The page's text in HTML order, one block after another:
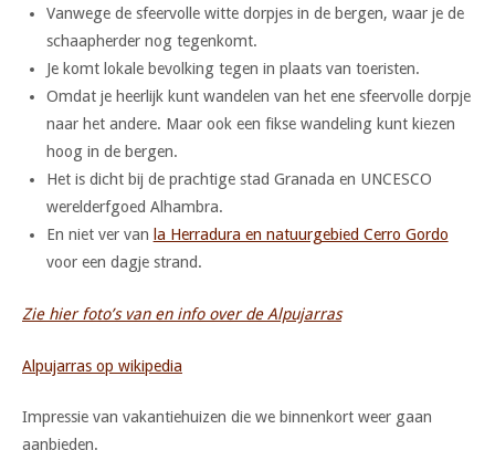
Vanwege de sfeervolle witte dorpjes in de bergen, waar je de
schaapherder nog tegenkomt.
Je komt lokale bevolking tegen in plaats van toeristen.
Omdat je heerlijk kunt wandelen van het ene sfeervolle dorpje
naar het andere. Maar ook een fikse wandeling kunt kiezen
hoog in de bergen.
Het is dicht bij de prachtige stad Granada en UNCESCO
werelderfgoed Alhambra.
En niet ver van la Herradura en natuurgebied Cerro Gordo
voor een dagje strand.
Zie hier foto’s van en info over de Alpujarras
Alpujarras op wikipedia
Impressie van vakantiehuizen die we binnenkort weer gaan
aanbieden.